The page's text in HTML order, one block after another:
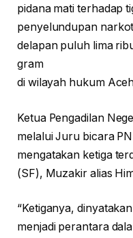
pidana mati terhadap
penyelundupan
delapan puluh lima
gram
di wilayah hukum
Ketua Pengadilan
melalui Juru bicara
mengatakan ketiga
(SF), Muzakir alias
“Ketiganya,
menjadi perantara